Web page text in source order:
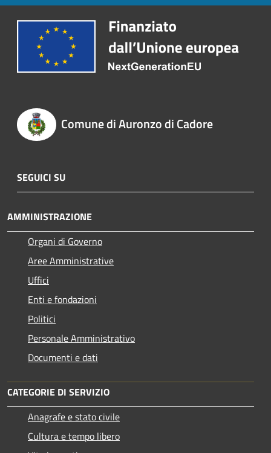
Comune di Auronzo di Cadore
SEGUICI SU
AMMINISTRAZIONE
Organi di Governo
Aree Amministrative
Uffici
Enti e fondazioni
Politici
Personale Amministrativo
Documenti e dati
CATEGORIE DI SERVIZIO
Anagrafe e stato civile
Cultura e tempo libero